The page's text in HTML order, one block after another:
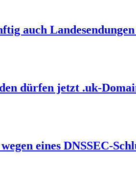
auch
dürfen jetzt .uk-
eines DNSSEC-